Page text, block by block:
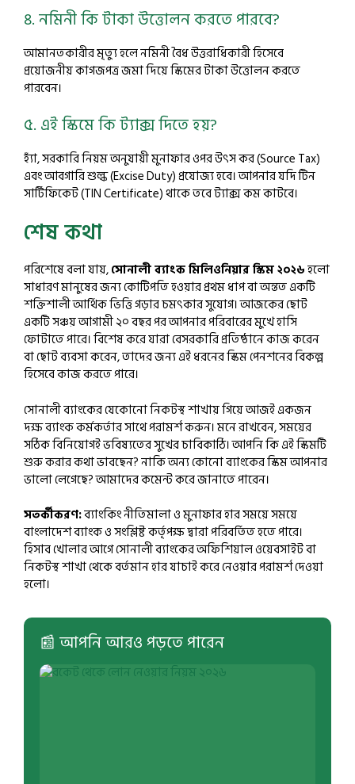
৪. নমিনী কি টাকা উত্তোলন করতে পারবে?
আমানতকারীর মৃত্যু হলে নমিনী বৈধ উত্তরাধিকারী হিসেবে
প্রয়োজনীয় কাগজপত্র জমা দিয়ে স্কিমের টাকা উত্তোলন করতে
পারবেন।
৫. এই স্কিমে কি ট্যাক্স দিতে হয়?
হ্যাঁ, সরকারি নিয়ম অনুযায়ী মুনাফার ওপর উৎস কর (Source Tax)
এবং আবগারি শুল্ক (Excise Duty) প্রযোজ্য হবে। আপনার যদি টিন
সার্টিফিকেট (TIN Certificate) থাকে তবে ট্যাক্স কম কাটবে।
শেষ কথা
পরিশেষে বলা যায়,সোনালী ব্যাংক মিলিওনিয়ার স্কিম ২০২৬হলো
সাধারণ মানুষের জন্য কোটিপতি হওয়ার প্রথম ধাপ বা অন্তত একটি
শক্তিশালী আর্থিক ভিত্তি গড়ার চমৎকার সুযোগ। আজকের ছোট
একটি সঞ্চয় আগামী ২০ বছর পর আপনার পরিবারের মুখে হাসি
ফোটাতে পারে। বিশেষ করে যারা বেসরকারি প্রতিষ্ঠানে কাজ করেন
বা ছোট ব্যবসা করেন, তাদের জন্য এই ধরনের স্কিম পেনশনের বিকল্প
হিসেবে কাজ করতে পারে।
সোনালী ব্যাংকের যেকোনো নিকটস্থ শাখায় গিয়ে আজই একজন
দক্ষ ব্যাংক কর্মকর্তার সাথে পরামর্শ করুন। মনে রাখবেন, সময়ের
সঠিক বিনিয়োগই ভবিষ্যতের সুখের চাবিকাঠি। আপনি কি এই স্কিমটি
শুরু করার কথা ভাবছেন? নাকি অন্য কোনো ব্যাংকের স্কিম আপনার
ভালো লেগেছে? আমাদের কমেন্ট করে জানাতে পারেন।
সতর্কীকরণ:ব্যাংকিং নীতিমালা ও মুনাফার হার সময়ে সময়ে
বাংলাদেশ ব্যাংক ও সংশ্লিষ্ট কর্তৃপক্ষ দ্বারা পরিবর্তিত হতে পারে।
হিসাব খোলার আগে সোনালী ব্যাংকের অফিশিয়াল ওয়েবসাইট বা
নিকটস্থ শাখা থেকে বর্তমান হার যাচাই করে নেওয়ার পরামর্শ দেওয়া
হলো।
📰 আপনি আরও পড়তে পারেন